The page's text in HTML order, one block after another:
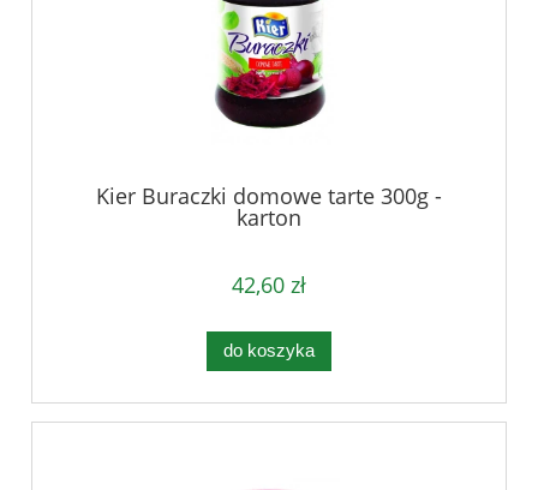
Kier Buraczki domowe tarte 300g -
karton
42,60 zł
do koszyka